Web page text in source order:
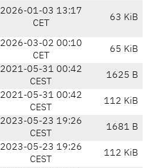
2026-01-03 13:17
CET
63 KiB
2026-03-02 00:10
CET
65 KiB
2021-05-31 00:42
CEST
1625 B
2021-05-31 00:42
CEST
112 KiB
2023-05-23 19:26
CEST
1681 B
2023-05-23 19:26
CEST
112 KiB